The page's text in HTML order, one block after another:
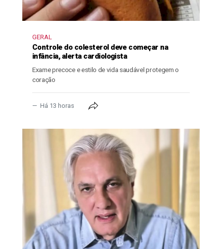
GERAL
Controle do colesterol deve começar na
infância, alerta cardiologista
Exame precoce e estilo de vida saudável protegem o
coração
Há 13 horas